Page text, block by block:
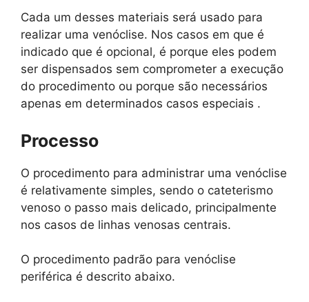
Cada um desses materiais será usado para
realizar uma venóclise. Nos casos em que é
indicado que é opcional, é porque eles podem
ser dispensados ​​sem comprometer a execução
do procedimento ou porque são necessários
apenas em determinados casos especiais .
Processo
O procedimento para administrar uma venóclise
é relativamente simples, sendo o cateterismo
venoso o passo mais delicado, principalmente
nos casos de linhas venosas centrais.
O procedimento padrão para venóclise
periférica é descrito abaixo.